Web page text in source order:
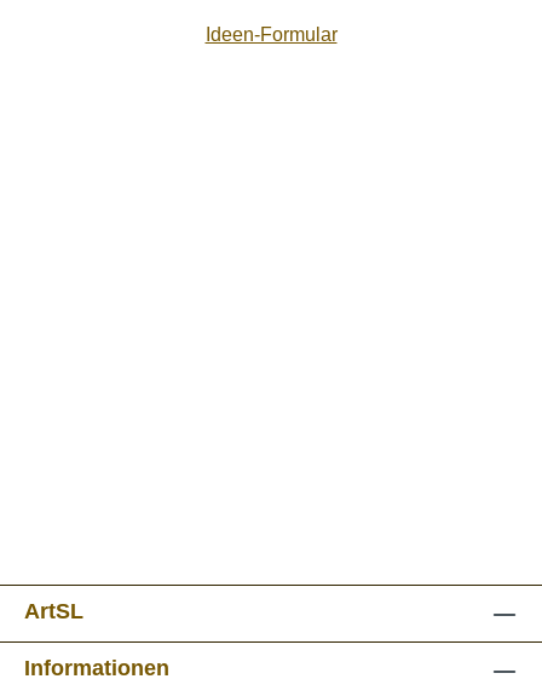
Ideen-Formular
ArtSL
Informationen